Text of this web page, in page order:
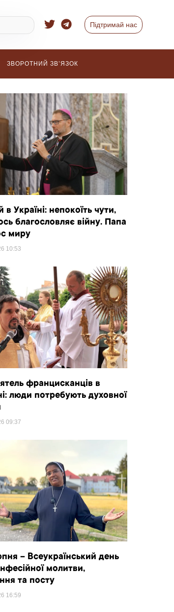
Підтримай нас
ЗВОРОТНИЙ ЗВ’ЯЗОК
в Україні: непокоїть чути,
благословляє війну. Папа
миру
10:53
францисканців в
люди потребують духовної
09:37
– Всеукраїнський день
молитви,
та посту
16:59